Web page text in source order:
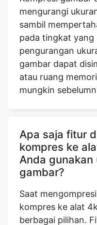
pengurangan
gambar dapat
atau ruang
mungkin
Apa saja fitur
gambar?
Saat
kompres ke alat
berbagai pilihan.
adalah
gambar yang
memodifikasi